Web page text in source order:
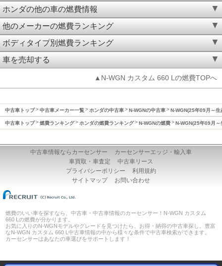
ホンダの他の車の燃費情報
他のメーカーの燃費ランキング
ボディタイプ別燃費ランキング
車を売却する
▲N-WGN カスタム 660 Lの燃費TOPへ
中古車トップ 中古車メーカー一覧 ホンダの中古車 N-WGNの中古車 N-WGN(25年09月～生
中古車トップ 燃費ランキング ホンダの燃費ランキング N-WGNの燃費 N-WGN(25年09月
中古車情報ならカーセンサー
カーセンサーエッジ・輸入車
車買取・車査定
中古車リース
プライバシーポリシー
利用規約
サイトマップ
お問い合わせ
燃費のいい車を探すなら、中古車・中古車情報のカーセンサー！N-WGN カスタム
660 Lの燃費が分かります。
お気に入りのN-WGNモデルやグレードを見つけたら、お得・納得の中古車探し。豊富
なN-WGN カスタム 660 L中古車情報の中から様々な条件で中古車検索ができます。
カーセンサーはあなたの車選びをサポートします！